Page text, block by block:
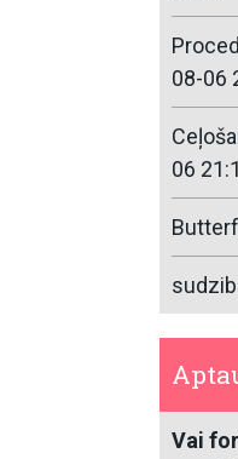
08-06
06
Vai